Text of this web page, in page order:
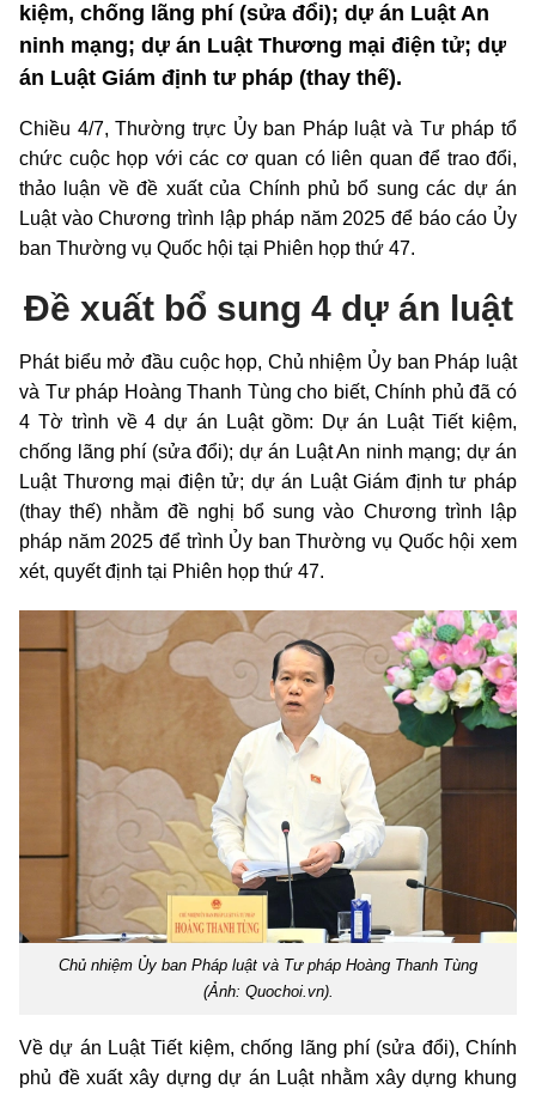
kiệm, chống lãng phí (sửa đổi); dự án Luật An
ninh mạng; dự án Luật Thương mại điện tử; dự
án Luật Giám định tư pháp (thay thế).
Chiều 4/7, Thường trực Ủy ban Pháp luật và Tư pháp tổ
chức cuộc họp với các cơ quan có liên quan để trao đổi,
thảo luận về đề xuất của Chính phủ bổ sung các dự án
Luật vào Chương trình lập pháp năm 2025 để báo cáo Ủy
ban Thường vụ Quốc hội tại Phiên họp thứ 47.
Đề xuất bổ sung 4 dự án luật
Phát biểu mở đầu cuộc họp, Chủ nhiệm Ủy ban Pháp luật
và Tư pháp Hoàng Thanh Tùng cho biết, Chính phủ đã có
4 Tờ trình về 4 dự án Luật gồm: Dự án Luật Tiết kiệm,
chống lãng phí (sửa đổi); dự án Luật An ninh mạng; dự án
Luật Thương mại điện tử; dự án Luật Giám định tư pháp
(thay thế) nhằm đề nghị bổ sung vào Chương trình lập
pháp năm 2025 để trình Ủy ban Thường vụ Quốc hội xem
xét, quyết định tại Phiên họp thứ 47.
Chủ nhiệm Ủy ban Pháp luật và Tư pháp Hoàng Thanh Tùng
(Ảnh: Quochoi.vn).
Về dự án Luật Tiết kiệm, chống lãng phí (sửa đổi), Chính
phủ đề xuất xây dựng dự án Luật nhằm xây dựng khung